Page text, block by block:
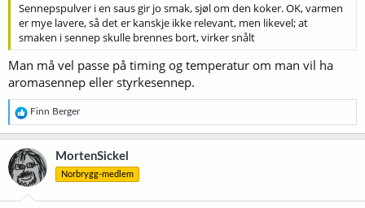
Sennepspulver i en saus gir jo smak, sjøl om den koker. OK, varmen
er mye lavere, så det er kanskje ikke relevant, men likevel; at
smaken i sennep skulle brennes bort, virker snålt
Man må vel passe på timing og temperatur om man vil ha
aromasennep eller styrkesennep.
R
e
a
k
s
j
o
Finn Berger
MortenSickel
Norbrygg-medlem